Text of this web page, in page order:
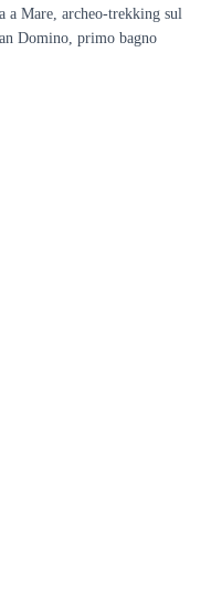
a Mare, archeo-trekking sul
Domino, primo bagno